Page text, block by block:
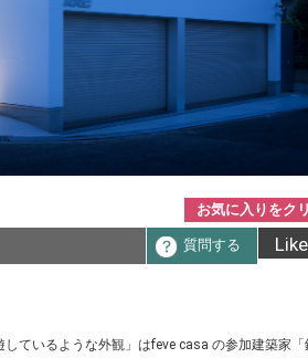
お気に入りをク
質問する Like
ているような外観」はfeve casa の参加建築家